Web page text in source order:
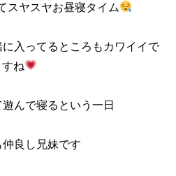
スヤスヤお昼寝タイム
入ってるところもカワイイで
すね
んで寝るという一日
仲良し兄妹です